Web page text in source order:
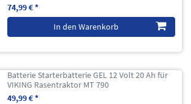
74,99 € *
In den Warenkorb
Batterie Starterbatterie GEL 12 Volt 20 Ah für
VIKING Rasentraktor MT 790
49,99 € *